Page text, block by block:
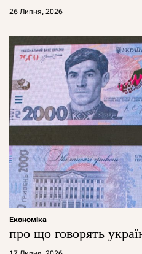
26 Липня, 2026
Економіка
про що говорять